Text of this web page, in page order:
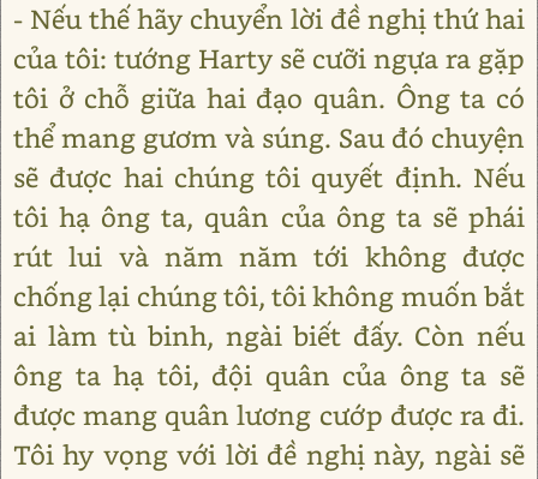
- Nếu thế hãy chuyển lời đề nghị thứ hai
của tôi: tướng Harty sẽ cưỡi ngựa ra gặp
tôi ở chỗ giữa hai đạo quân. Ông ta có
thể mang gươm và súng. Sau đó chuyện
sẽ được hai chúng tôi quyết định. Nếu
tôi hạ ông ta, quân của ông ta sẽ phái
rút lui và năm năm tới không được
chống lại chúng tôi, tôi không muốn bắt
ai làm tù binh, ngài biết đấy. Còn nếu
ông ta hạ tôi, đội quân của ông ta sẽ
được mang quân lương cướp được ra đi.
Tôi hy vọng với lời đề nghị này, ngài sẽ